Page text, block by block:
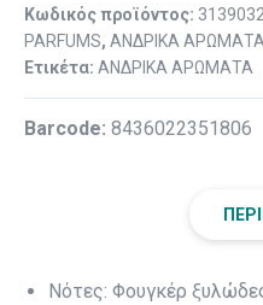
Κωδικός προϊόντος: 3139032
PARFUMS, ΑΝΔΡΙΚΑ ΑΡΩΜΑΤΑ
Ετικέτα: ΑΝΔΡΙΚΑ ΑΡΩΜΑΤΑ
Βarcode: 8436022351806
Νότες: Φουγκέρ